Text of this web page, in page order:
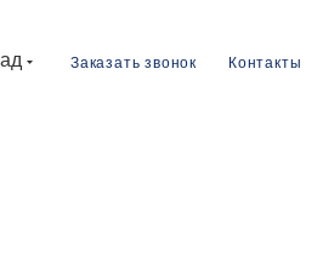
Заказать звонок Контакты